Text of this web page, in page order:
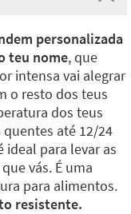
personalizada
teu nome, que
intensa vai alegrar
o resto dos teus
dos teus
até 12/24
ideal para levar as
vás. É uma
para alimentos.
resistente.